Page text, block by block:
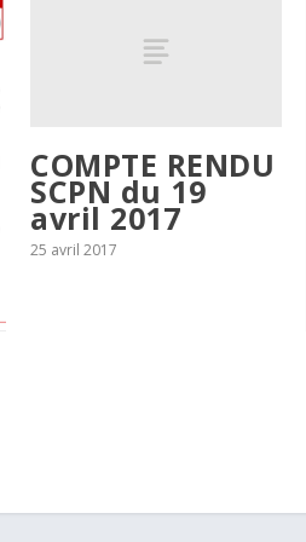
COMPTE RENDU
SCPN du 19
avril 2017
25 avril 2017